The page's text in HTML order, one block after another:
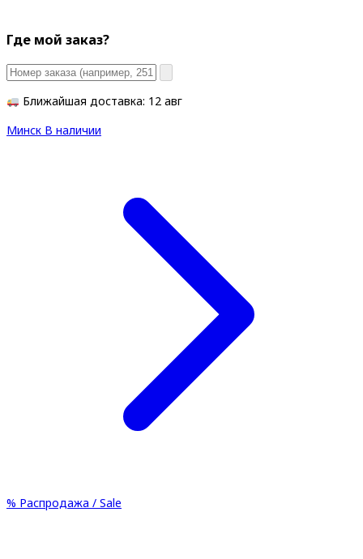
Где мой заказ?
Ближайшая доставка: 12 авг
Минск В наличии
% Распродажа / Sale